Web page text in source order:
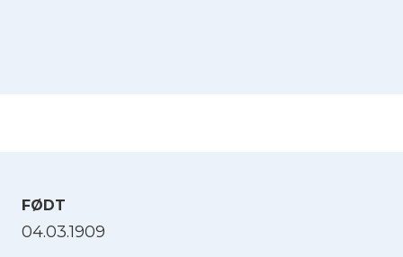
FØDT
04.03.1909